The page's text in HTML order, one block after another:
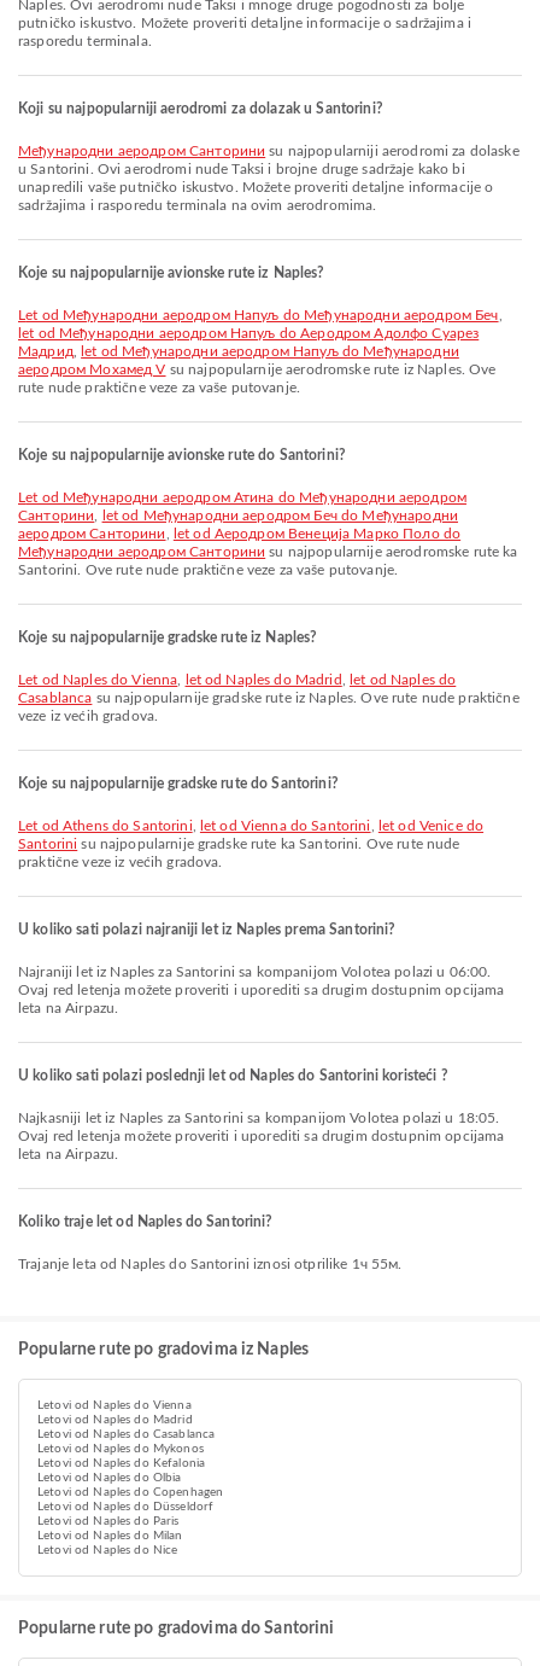
Naples. Ovi aerodromi nude Taksi i mnoge druge pogodnosti za bolje
putničko iskustvo. Možete proveriti detaljne informacije o sadržajima i
rasporedu terminala.
Koji su najpopularniji aerodromi za dolazak u Santorini?
Међународни аеродром Санторини su najpopularniji aerodromi za dolaske
u Santorini. Ovi aerodromi nude Taksi i brojne druge sadržaje kako bi
unapredili vaše putničko iskustvo. Možete proveriti detaljne informacije o
sadržajima i rasporedu terminala na ovim aerodromima.
Koje su najpopularnije avionske rute iz Naples?
let od Међународни аеродром Напуљ do Међународни аеродром Беч
let od Међународни аеродром Напуљ do Аеродром Адолфо Суарез
Мадрид
let od Међународни аеродром Напуљ do Међународни
аеродром Мохамед V su najpopularnije aerodromske rute iz Naples. Ove
rute nude praktične veze za vaše putovanje.
Koje su najpopularnije avionske rute do Santorini?
let od Међународни аеродром Атина do Међународни аеродром
Санторини
let od Међународни аеродром Беч do Међународни
аеродром Санторини
let od Aеродром Венеција Марко Поло do
Међународни аеродром Санторини su najpopularnije aerodromske rute ka
Santorini. Ove rute nude praktične veze za vaše putovanje.
Koje su najpopularnije gradske rute iz Naples?
let od Naples do Vienna let od Naples do Madrid
let od Naples do
Casablanca su najpopularnije gradske rute iz Naples. Ove rute nude praktične
veze iz većih gradova.
Koje su najpopularnije gradske rute do Santorini?
let od Athens do Santorini let od Vienna do Santorini
let od Venice do
Santorini su najpopularnije gradske rute ka Santorini. Ove rute nude
praktične veze iz većih gradova.
U koliko sati polazi najraniji let iz Naples prema Santorini?
Najraniji let iz Naples za Santorini sa kompanijom Volotea polazi u 06:00.
Ovaj red letenja možete proveriti i uporediti sa drugim dostupnim opcijama
leta na Airpazu.
U koliko sati polazi poslednji let od Naples do Santorini koristeći ?
Najkasniji let iz Naples za Santorini sa kompanijom Volotea polazi u 18:05.
Ovaj red letenja možete proveriti i uporediti sa drugim dostupnim opcijama
leta na Airpazu.
Koliko traje let od Naples do Santorini?
Trajanje leta od Naples do Santorini iznosi otprilike 1ч 55м.
Popularne rute po gradovima iz Naples
Letovi od Naples do Vienna
Letovi od Naples do Madrid
Letovi od Naples do Casablanca
Letovi od Naples do Mykonos
Letovi od Naples do Kefalonia
Letovi od Naples do Olbia
Letovi od Naples do Copenhagen
Letovi od Naples do Düsseldorf
Letovi od Naples do Paris
Letovi od Naples do Milan
Letovi od Naples do Nice
Popularne rute po gradovima do Santorini